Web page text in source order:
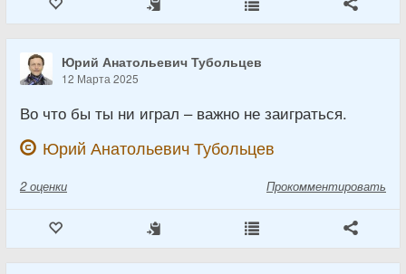
Юрий Анатольевич Тубольцев
12 Марта 2025
Во что бы ты ни играл – важно не заиграться.
Юрий Анатольевич Тубольцев
2 оценки Прокомментировать